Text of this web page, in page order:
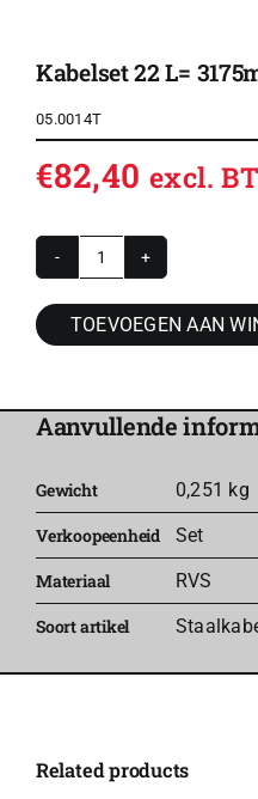
Kabelset 22 L=
05.0014T
€82,40 excl.
Kabelset
22
L=
H=
aantal
TOEVOEGEN AAN
Aanvullende
Gewicht
0,251 kg
Verkoopeenheid
Set
Materiaal
RVS
Soort artikel
Related products